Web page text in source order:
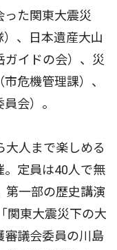
た関東大震災
）、日本遺産大山
ガイドの会）、災
危機管理課）、
会）。
人まで楽しめる
。定員は40人で無
第一部の歴史講演
関東大震災下の大
審議会委員の川島